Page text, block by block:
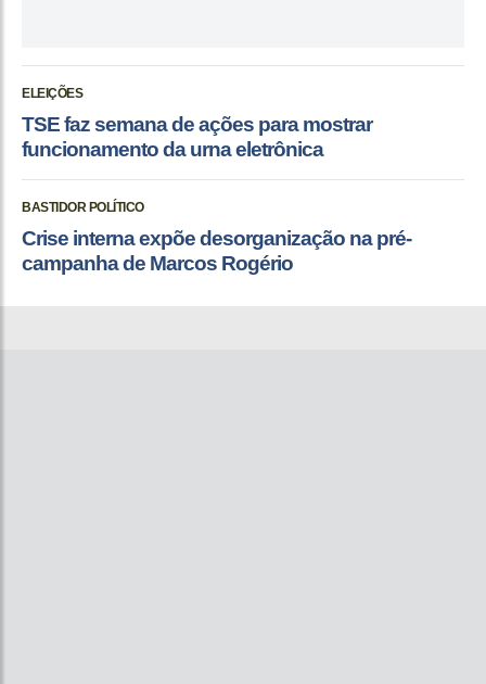
ELEIÇÕES
TSE faz semana de ações para mostrar
funcionamento da urna eletrônica
BASTIDOR POLÍTICO
Crise interna expõe desorganização na pré-
campanha de Marcos Rogério